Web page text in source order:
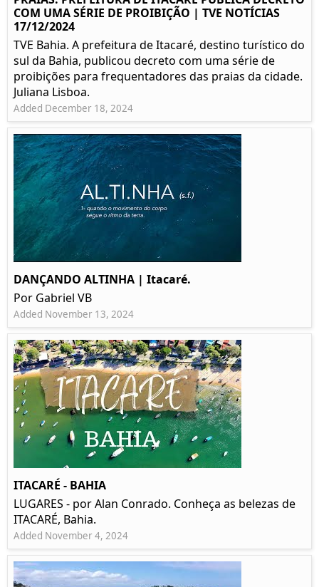
COM UMA SÉRIE DE PROIBIÇÃO | TVE NOTÍCIAS
17/12/2024
TVE Bahia. A prefeitura de Itacaré, destino turístico do
sul da Bahia, publicou decreto com uma série de
proibições para frequentadores das praias da cidade.
Juliana Lisboa.
Added December 18, 2024
DANÇANDO ALTINHA | Itacaré.
Por Gabriel VB
Added November 13, 2024
ITACARÉ - BAHIA
LUGARES - por Alan Conrado. Conheça as belezas de
ITACARÉ, Bahia.
Added November 4, 2024